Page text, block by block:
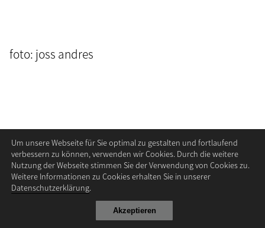
foto: joss andres
Um unsere Webseite für Sie optimal zu gestalten und fortlaufend
verbessern zu können, verwenden wir Cookies. Durch die weitere
Nutzung der Webseite stimmen Sie der Verwendung von Cookies zu.
Weitere Informationen zu Cookies erhalten Sie in unserer
Datenschutzerklärung.
Akzeptieren